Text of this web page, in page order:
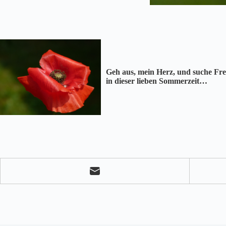
Geh aus, mein Herz, und suche
in dieser lieben Sommerzeit…